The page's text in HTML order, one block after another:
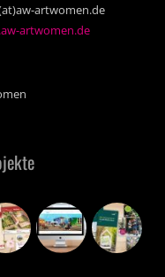
artwomen.de
artwomen.de